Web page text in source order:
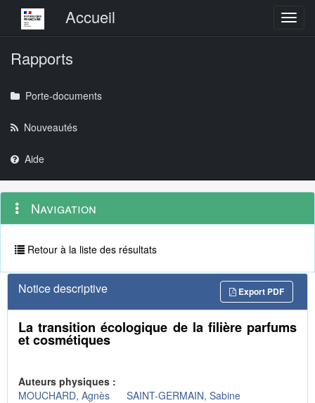
Menu principalAccueil
Rapports
Porte-documents
Nouveautés
Aide
Navigation
outils
Menu
contextuel
Navigation
Retour à la liste des résultats
Notice descriptive Export PDF
La transition écologique de la filière parfums
et cosmétiques
Auteurs physiques :
MOUCHARD, Agnès
SAINT-GERMAIN, Sabine